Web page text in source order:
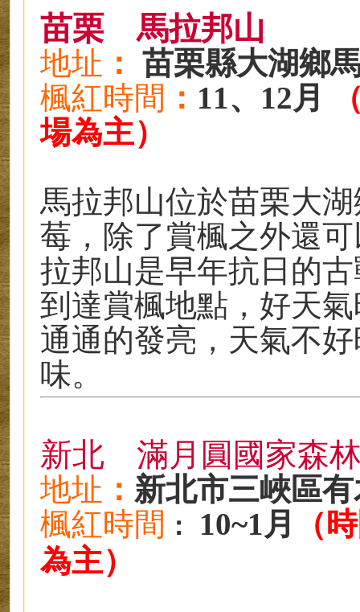
苗栗馬拉邦山
地址 ： 苗栗縣大湖鄉
楓紅時間 ： 11、12月
場為主）
馬拉邦山位於苗栗大
莓 ，除了賞楓之外還
拉邦山是早年抗日的
到達賞楓地點，好天
通通的發亮，天氣不
味。
新北 滿月圓國家森
地址 ： 新北市三峽區
楓紅時間 ： 10~1月
（
為主）